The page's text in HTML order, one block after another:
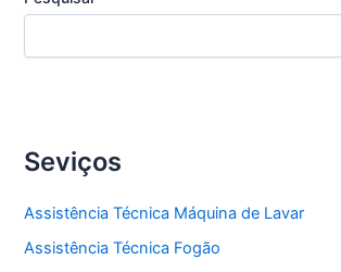
Seviços
Assistência Técnica Máquina de Lavar
Assistência Técnica Fogão